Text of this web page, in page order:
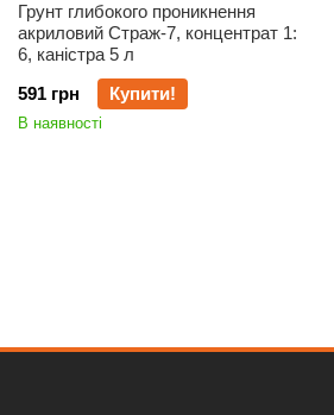
Грунт глибокого проникнення
акриловий Страж-7, концентрат 1:
6, каністра 5 л
591 грн
Купити!
В наявності